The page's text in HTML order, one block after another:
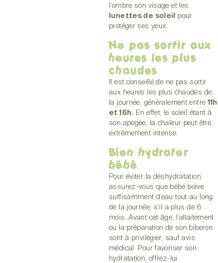
l’ombre son visage et les
lunettes de soleil
pour
protéger ses yeux.
Ne pas sortir aux
heures les plus
chaudes
Il est conseillé de ne pas sortir
aux heures les plus chaudes de
la journée, généralement entre11h
et 16h. En effet, le soleil étant à
son apogée, la chaleur peut être
extrêmement intense.
Bien hydrater
bébé
Pour éviter la déshydratation,
assurez-vous que bébé boive
suffisamment d’eau tout au long
de la journée, s’il a plus de 6
mois. Avant cet âge, l’allaitement
ou la préparation de son biberon
sont à privilégier, sauf avis
médical. Pour favoriser son
hydratation, offrez-lui